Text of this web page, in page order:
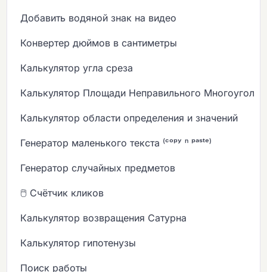
Добавить водяной знак на видео
Конвертер дюймов в сантиметры
Калькулятор угла среза
Калькулятор Площади Неправильного
Калькулятор области определения и значений
Генератор маленького текста ⁽ᶜᵒᵖʸ ⁿ ᵖᵃˢᵗᵉ⁾
Генератор случайных предметов
🖱️ Счётчик кликов
Калькулятор возвращения Сатурна
Калькулятор гипотенузы
Поиск работы